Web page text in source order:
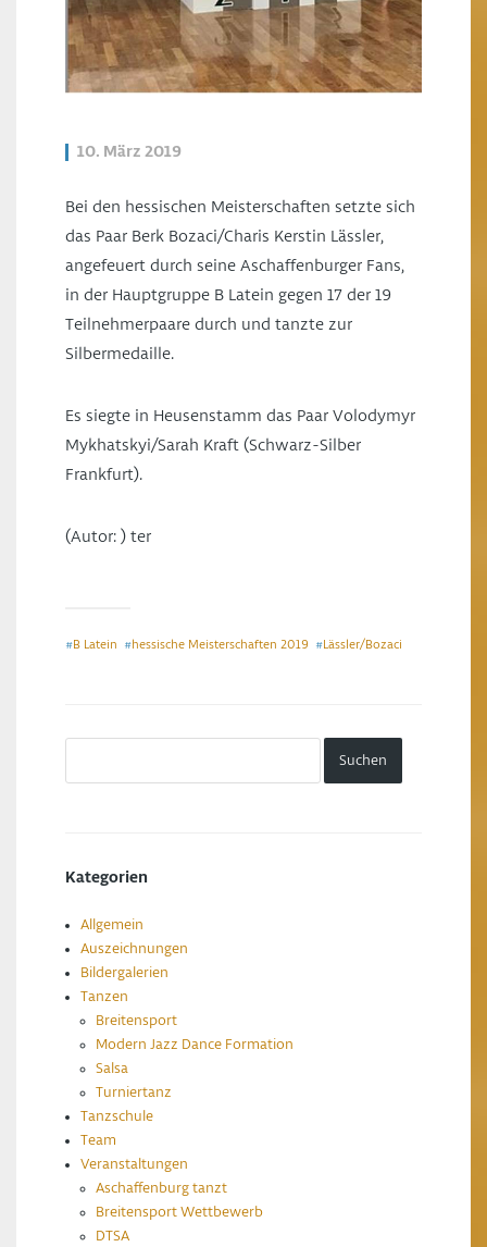
10. März 2019
Bei den hessischen Meisterschaften setzte sich
das Paar Berk Bozaci/Charis Kerstin Lässler,
angefeuert durch seine Aschaffenburger Fans,
in der Hauptgruppe B Latein gegen 17 der 19
Teilnehmerpaare durch und tanzte zur
Silbermedaille.
Es siegte in Heusenstamm das Paar Volodymyr
Mykhatskyi/Sarah Kraft (Schwarz-Silber
Frankfurt).
(Autor: ) ter
#B Latein # hessische Meisterschaften 2019 #Lässler/Bozaci
Kategorien
Allgemein
Auszeichnungen
Bildergalerien
Tanzen
Breitensport
Modern Jazz Dance Formation
Salsa
Turniertanz
Tanzschule
Team
Veranstaltungen
Aschaffenburg tanzt
Breitensport Wettbewerb
DTSA